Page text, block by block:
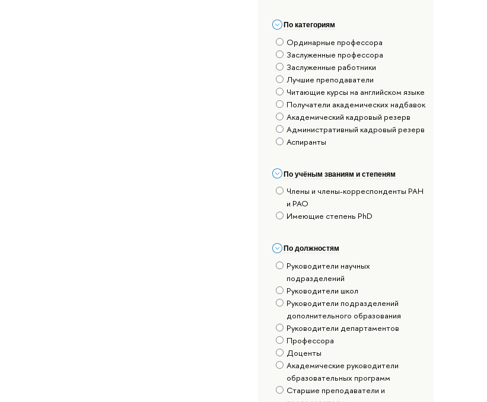
По категориям
Ординарные профессора
Заслуженные профессора
Заслуженные работники
Лучшие преподаватели
Читающие курсы на английском языке
Получатели академических надбавок
Академический кадровый резерв
Административный кадровый резерв
Аспиранты
По учёным званиям и степеням
Члены и члены-корреспонденты РАН
и РАО
Имеющие степень PhD
По должностям
Руководители научных
подразделений
Руководители школ
Руководители подразделений
дополнительного образования
Руководители департаментов
Профессора
Доценты
Академические руководители
образовательных программ
Старшие преподаватели и